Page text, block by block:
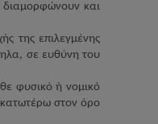
διαμορφώνουν και
της επιλεγμένης
σε ευθύνη του
φυσικό ή νομικό
στον όρο